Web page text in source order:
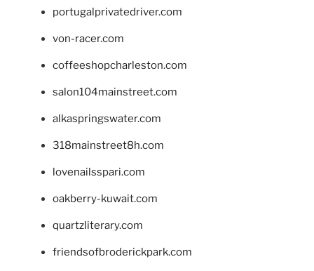
portugalprivatedriver.com
von-racer.com
coffeeshopcharleston.com
salon104mainstreet.com
alkaspringswater.com
318mainstreet8h.com
lovenailsspari.com
oakberry-kuwait.com
quartzliterary.com
friendsofbroderickpark.com